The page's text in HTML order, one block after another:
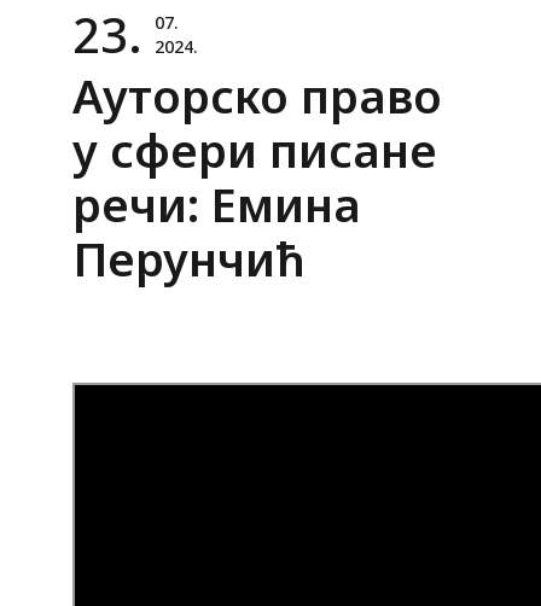
23.
07.
2024.
Ауторско право
у сфери писане
речи: Емина
Перунчић